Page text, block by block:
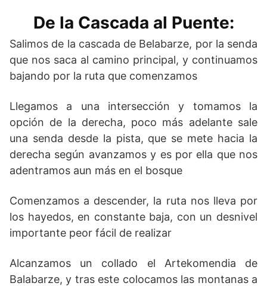
De la Cascada al Puente:
Salimos de la cascada de Belabarze, por la senda
que nos saca al camino principal, y continuamos
bajando por la ruta que comenzamos
Llegamos a una intersección y tomamos la
opción de la derecha, poco más adelante sale
una senda desde la pista, que se mete hacia la
derecha según avanzamos y es por ella que nos
adentramos aun más en el bosque
Comenzamos a descender, la ruta nos lleva por
los hayedos, en constante baja, con un desnivel
importante peor fácil de realizar
Alcanzamos un collado el Artekomendia de
Balabarze, y tras este colocamos las montanas a